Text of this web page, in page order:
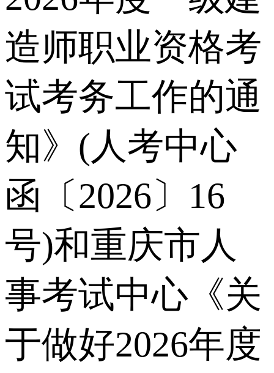
造师职业资格考
试考务工作的通
知》(人考中心
函〔2026〕16
号)和重庆市人
事考试中心《关
于做好2026年度